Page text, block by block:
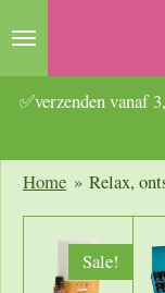
Ga
naar
hoofdinhoud
✅verzenden vanaf
Home » Relax,
Sale!